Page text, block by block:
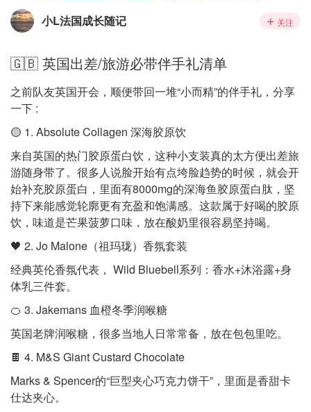
小L法国成长随记 关注
🇬🇧 英国出差/旅游必带伴手礼清单
之前队友英国开会，顺便带回一堆“小而精”的伴手礼，分享
一下 :
🟡 1. Absolute Collagen 深海胶原饮
来自英国的热门胶原蛋白饮，这种小支装真的太方便出差旅
游随身带了。很多人说脸开始有点垮脸趋势的时候，就会开
始补充胶原蛋白，里面有8000mg的深海鱼胶原蛋白肽，坚
持下来能感觉轮廓更有充盈和饱满感。这款属于好喝的胶原
饮，味道是芒果菠萝口味，放在酸奶里很容易坚持喝。
🖤 2. Jo Malone（祖玛珑）香氛套装
经典英伦香氛代表， Wild Bluebell系列：香水+沐浴露+身
体乳三件套。
🍊 3. Jakemans 血橙冬季润喉糖
英国老牌润喉糖，很多当地人日常常备，放在包包里吃。
🍫 4. M&S Giant Custard Chocolate
Marks & Spencer的“巨型夹心巧克力饼干”，里面是香甜卡
仕达夹心。